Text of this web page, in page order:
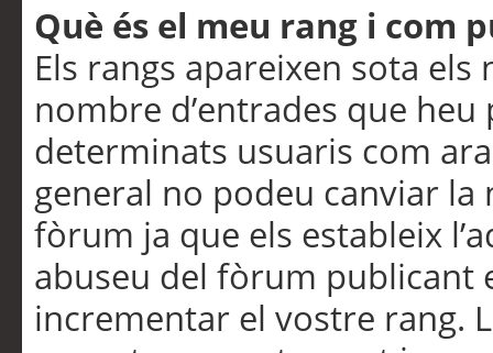
Què és el meu rang i com
Els rangs apareixen sota
nombre d’entrades que
determinats usuaris com
general no podeu canviar
fòrum ja que els estableix
abuseu del fòrum publicant
incrementar el vostre rang.